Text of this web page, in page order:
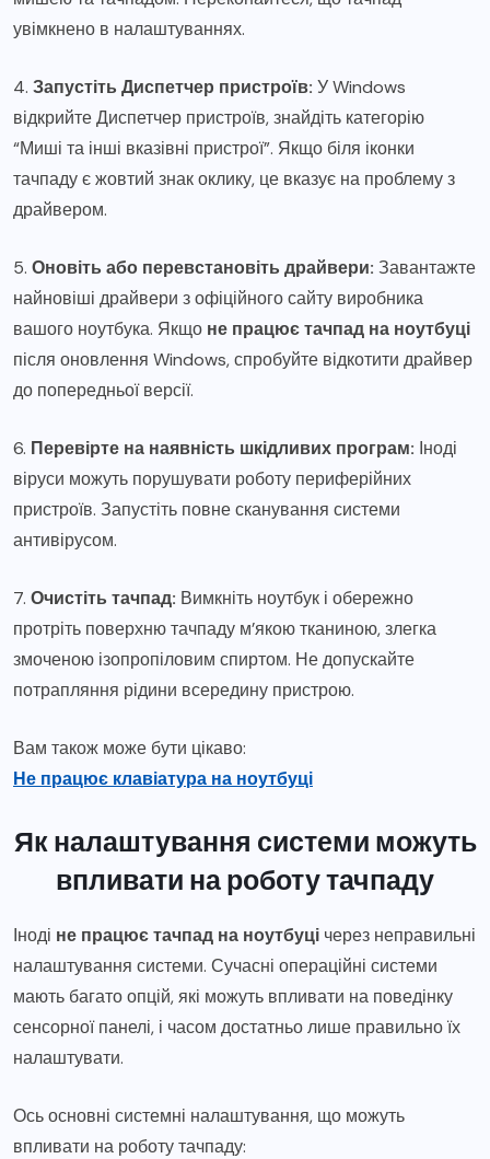
увімкнено в налаштуваннях.
4. Запустіть Диспетчер пристроїв: У Windows
відкрийте Диспетчер пристроїв, знайдіть категорію
“Миші та інші вказівні пристрої”. Якщо біля іконки
тачпаду є жовтий знак оклику, це вказує на проблему з
драйвером.
5. Оновіть або перевстановіть драйвери: Завантажте
найновіші драйвери з офіційного сайту виробника
вашого ноутбука. Якщо не працює тачпад на ноутбуці
після оновлення Windows, спробуйте відкотити драйвер
до попередньої версії.
6. Перевірте на наявність шкідливих програм: Іноді
віруси можуть порушувати роботу периферійних
пристроїв. Запустіть повне сканування системи
антивірусом.
7. Очистіть тачпад: Вимкніть ноутбук і обережно
протріть поверхню тачпаду м’якою тканиною, злегка
змоченою ізопропіловим спиртом. Не допускайте
потрапляння рідини всередину пристрою.
Вам також може бути цікаво:
Не працює клавіатура на ноутбуці
Як налаштування системи можуть
впливати на роботу тачпаду
Іноді не працює тачпад на ноутбуці через неправильні
налаштування системи. Сучасні операційні системи
мають багато опцій, які можуть впливати на поведінку
сенсорної панелі, і часом достатньо лише правильно їх
налаштувати.
Ось основні системні налаштування, що можуть
впливати на роботу тачпаду: